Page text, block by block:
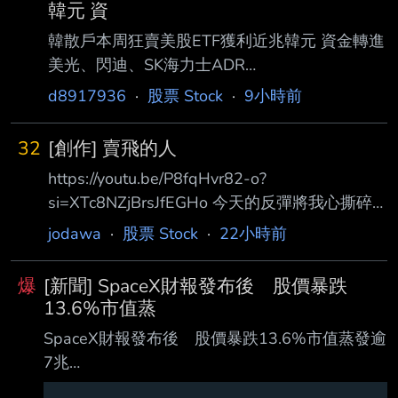
韓元 資
韓散戶本周狂賣美股ETF獲利近兆韓元 資金轉進
美光、閃迪、SK海力士ADR
https://news.cnyes.com/news/id/6561371 鉅亨
算院 SEIBRO 平台周三 (5 日) 數據顯示，截至
周一 (3 日)，南韓的美股投 資人單日淨賣超費半
指數 3 倍槓桿 ETF(SOXL) 共 6.6439 億美元 (約
9486 億韓元)， 規模相當於 7 月全月淨買超
37.8586 億美元的 17.5%，但本周前兩日合計
仍淨賣出 6
d8917936 · 股票 Stock · 9小時前
32 [創作] 賣飛的人
https://youtu.be/P8fqHvr82-o?
si=XTc8NZjBrsJfEGHo 今天的反彈將我心撕碎
蒼白的帳戶我沒錢買回 波動的K線有波動的美 虧
散戶的罪 諷刺的走勢我渾身欲裂 嘶啞的說聲靠
杯 我怎麼輸的如此狼狽 是否我對你還有些依戀
錯過了山頭 無法再回頭 我已經把頭想破 我怎麼
虧的如此狼狽 是否我還期待買點重現 無法再相
信 相信我自己 膚淺而荒誕的我 賣飛的人
jodawa · 股票 Stock · 22小時前
爆 [新聞] SpaceX財報發布後 股價暴跌
13.6%市值蒸
SpaceX財報發布後 股價暴跌13.6%市值蒸發逾
7兆
https://www.cna.com.tw/news/afe/2026080600